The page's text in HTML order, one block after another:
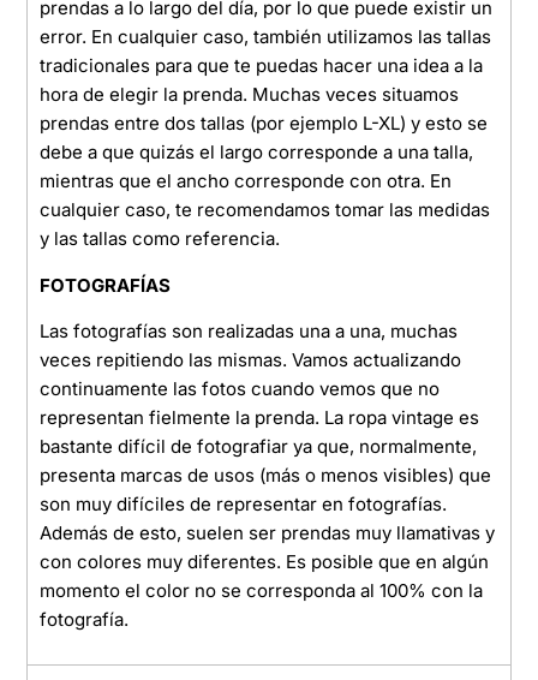
prendas a lo largo del día, por lo que puede existir un
error. En cualquier caso, también utilizamos las tallas
tradicionales para que te puedas hacer una idea a la
hora de elegir la prenda. Muchas veces situamos
prendas entre dos tallas (por ejemplo L-XL) y esto se
debe a que quizás el largo corresponde a una talla,
mientras que el ancho corresponde con otra. En
cualquier caso, te recomendamos tomar las medidas
y las tallas como referencia.
FOTOGRAFÍAS
Las fotografías son realizadas una a una, muchas
veces repitiendo las mismas. Vamos actualizando
continuamente las fotos cuando vemos que no
representan fielmente la prenda. La ropa vintage es
bastante difícil de fotografiar ya que, normalmente,
presenta marcas de usos (más o menos visibles) que
son muy difíciles de representar en fotografías.
Además de esto, suelen ser prendas muy llamativas y
con colores muy diferentes. Es posible que en algún
momento el color no se corresponda al 100% con la
fotografía.